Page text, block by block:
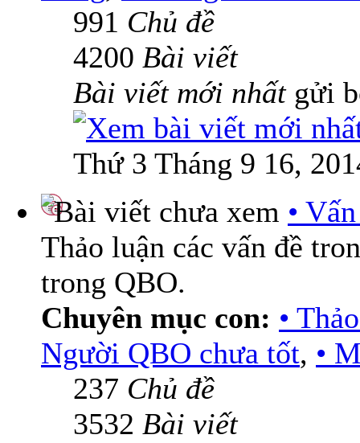
991 Chủ đề
4200 Bài viết
Bài viết mới nhấtgửi
Thứ 3 Tháng 9 16,
•
Thảo luận các vấn đề
trong QBO.
Chuyên mục con: •
Người QBO chưa tốt, •
237 Chủ đề
3532 Bài viết